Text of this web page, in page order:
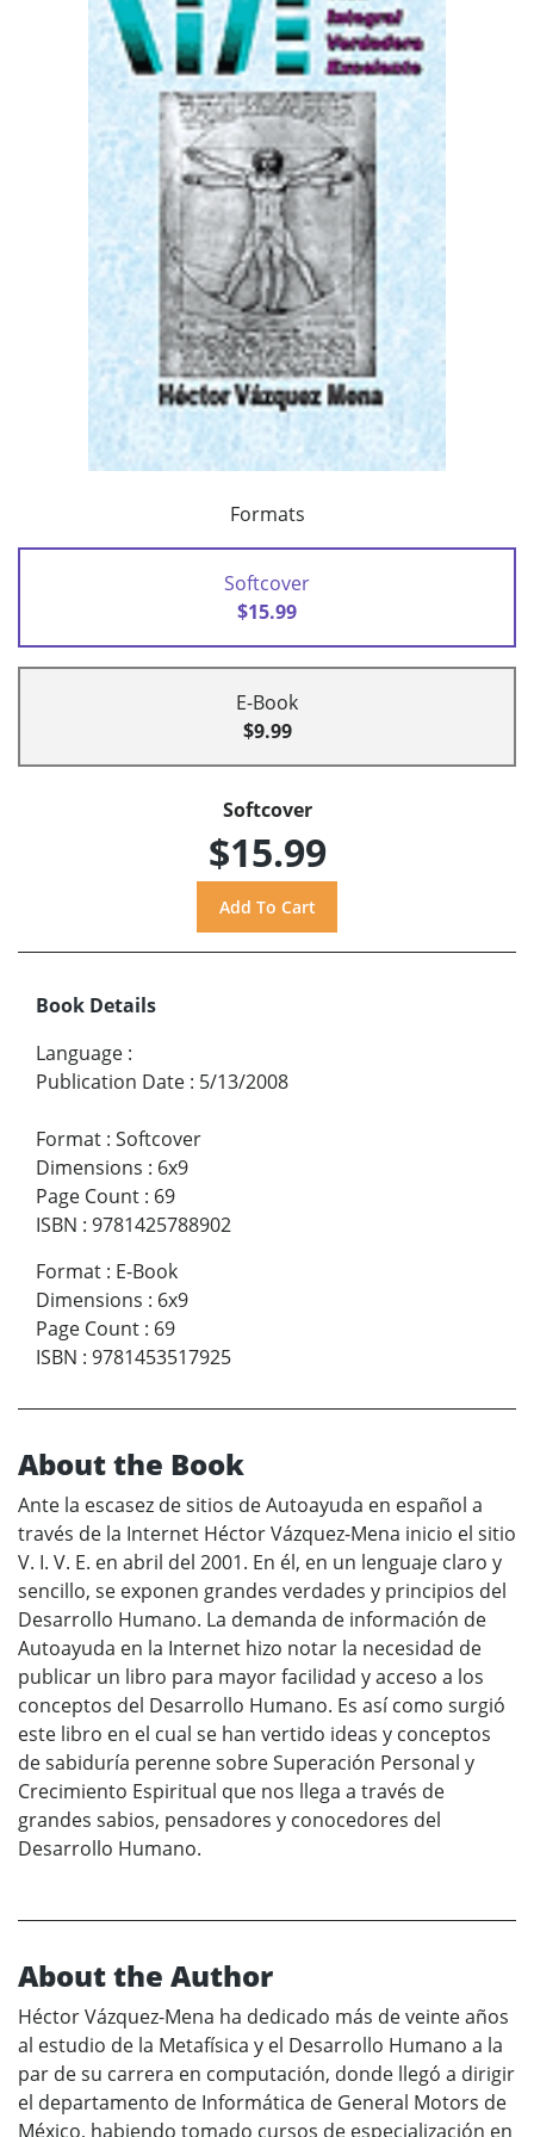
Formats
Softcover
$15.99
E-Book
$9.99
Softcover
$15.99
Book Details
Language :
Publication Date : 5/13/2008
Format : Softcover
Dimensions : 6x9
Page Count : 69
ISBN : 9781425788902
Format : E-Book
Dimensions : 6x9
Page Count : 69
ISBN : 9781453517925
About the Book
Ante la escasez de sitios de Autoayuda en español a
través de la Internet Héctor Vázquez-Mena inicio el sitio
V. I. V. E. en abril del 2001. En él, en un lenguaje claro y
sencillo, se exponen grandes verdades y principios del
Desarrollo Humano. La demanda de información de
Autoayuda en la Internet hizo notar la necesidad de
publicar un libro para mayor facilidad y acceso a los
conceptos del Desarrollo Humano. Es así como surgió
este libro en el cual se han vertido ideas y conceptos
de sabiduría perenne sobre Superación Personal y
Crecimiento Espiritual que nos llega a través de
grandes sabios, pensadores y conocedores del
Desarrollo Humano.
About the Author
Héctor Vázquez-Mena ha dedicado más de veinte años
al estudio de la Metafísica y el Desarrollo Humano a la
par de su carrera en computación, donde llegó a dirigir
el departamento de Informática de General Motors de
México, habiendo tomado cursos de especialización en